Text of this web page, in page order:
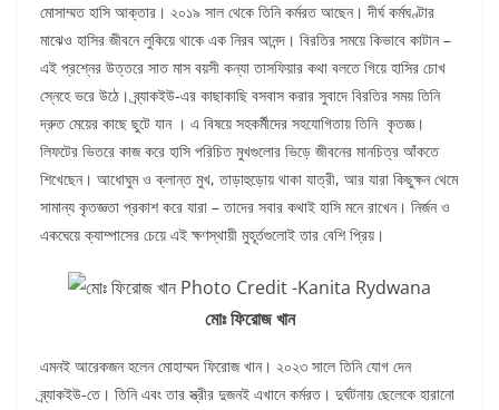
মোসাম্মত হাসি আক্তার। ২০১৯ সাল থেকে তিনি কর্মরত আছেন। দীর্ঘ কর্মঘণ্টার
মাঝেও হাসির জীবনে লুকিয়ে থাকে এক নিরব আনন্দ। বিরতির সময়ে কিভাবে কাটান –
এই প্রশ্নের উত্তরে সাত মাস বয়সী কন্যা তাসফিয়ার কথা বলতে গিয়ে হাসির চোখ
স্নেহে ভরে উঠে। ব্র্যাকইউ-এর কাছাকাছি বসবাস করার সুবাদে বিরতির সময় তিনি
দ্রুত মেয়ের কাছে ছুটে যান । এ বিষয়ে সহকর্মীদের সহযোগিতায় তিনি কৃতজ্ঞ।
লিফটের ভিতরে কাজ করে হাসি পরিচিত মুখগুলোর ভিড়ে জীবনের মানচিত্র আঁকতে
শিখেছেন। আধোঘুম ও ক্লান্ত মুখ, তাড়াহুড়োয় থাকা যাত্রী, আর যারা কিছুক্ষন থেমে
সামান্য কৃতজ্ঞতা প্রকাশ করে যারা – তাদের সবার কথাই হাসি মনে রাখেন। নির্জন ও
একঘেয়ে ক্যাম্পাসের চেয়ে এই ক্ষণস্থায়ী মুহূর্তগুলোই তার বেশি প্রিয়।
মোঃ ফিরোজ খান
এমনই আরেকজন হলেন মোহাম্মদ ফিরোজ খান। ২০২৩ সালে তিনি যোগ দেন
ব্র্যাকইউ-তে। তিনি এবং তার স্ত্রীর দুজনই এখানে কর্মরত। দুর্ঘটনায় ছেলেকে হারানো